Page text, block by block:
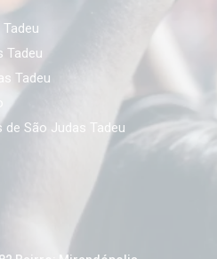
Tadeu
Tadeu
São Judas Tadeu